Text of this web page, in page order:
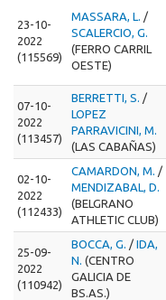
23-10-
2022
(115569)
MASSARA, L. /
SCALERCIO, G.
(FERRO CARRIL
OESTE)
07-10-
2022
(113457)
BERRETTI, S. /
LOPEZ
PARRAVICINI, M.
(LAS CABAÑAS)
02-10-
2022
(112433)
CAMARDON, M. /
MENDIZABAL, D.
(BELGRANO
ATHLETIC CLUB)
25-09-
2022
(110942)
BOCCA, G. / IDA,
N. (CENTRO
GALICIA DE
BS.AS.)